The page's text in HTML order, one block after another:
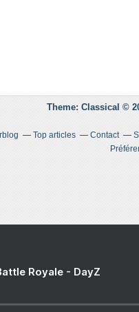
Theme: Classical ©
Top articles Contact
Royale - DayZ